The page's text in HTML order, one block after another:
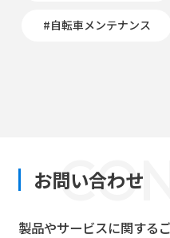
#自転車メンテナンス
お問い合わせ
製品やサービスに関する